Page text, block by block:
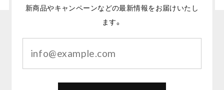
新商品やキャンペーンなどの最新情報をお届けいたし
ます。